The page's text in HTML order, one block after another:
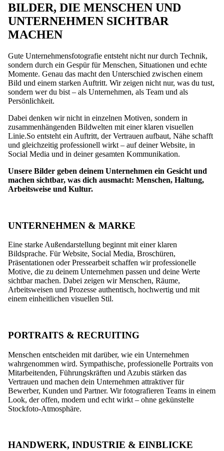
BILDER, DIE MENSCHEN UND
UNTERNEHMEN SICHTBAR
MACHEN
Gute Unternehmensfotografie entsteht nicht nur durch Technik,
sondern durch ein Gespür für Menschen, Situationen und echte
Momente. Genau das macht den Unterschied zwischen einem
Bild und einem starken Auftritt. Wir zeigen nicht nur, was du tust,
sondern wer du bist – als Unternehmen, als Team und als
Persönlichkeit.
Dabei denken wir nicht in einzelnen Motiven, sondern in
zusammenhängenden Bildwelten mit einer klaren visuellen
Linie.So entsteht ein Auftritt, der Vertrauen aufbaut, Nähe schafft
und gleichzeitig professionell wirkt – auf deiner Website, in
Social Media und in deiner gesamten Kommunikation.
Unsere Bilder geben deinem Unternehmen ein Gesicht und
machen sichtbar, was dich ausmacht: Menschen, Haltung,
Arbeitsweise und Kultur.
UNTERNEHMEN & MARKE
Eine starke Außendarstellung beginnt mit einer klaren
Bildsprache. Für Website, Social Media, Broschüren,
Präsentationen oder Pressearbeit schaffen wir professionelle
Motive, die zu deinem Unternehmen passen und deine Werte
sichtbar machen. Dabei zeigen wir Menschen, Räume,
Arbeitsweisen und Prozesse authentisch, hochwertig und mit
einem einheitlichen visuellen Stil.
PORTRAITS & RECRUITING
Menschen entscheiden mit darüber, wie ein Unternehmen
wahrgenommen wird. Sympathische, professionelle Portraits von
Mitarbeitenden, Führungskräften und Azubis stärken das
Vertrauen und machen dein Unternehmen attraktiver für
Bewerber, Kunden und Partner. Wir fotografieren Teams in einem
Look, der offen, modern und echt wirkt – ohne gekünstelte
Stockfoto-Atmosphäre.
HANDWERK, INDUSTRIE & EINBLICKE